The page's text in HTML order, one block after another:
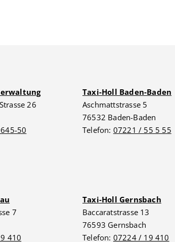
26
50
Taxi-Holl Baden-Baden
Aschmattstrasse 5
76532 Baden-Baden
Telefon: 07221 / 55 5 55
7
410
Taxi-Holl Gernsbach
Baccaratstrasse 13
76593 Gernsbach
Telefon: 07224 / 19 410